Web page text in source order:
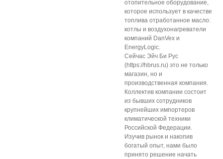
отопительное оборудование,
которое использует в качестве
топлива отработанное масло:
котлы и воздухонагреватели
компаний DanVex и
EnergyLogic.
Сейчас Эйч Би Рус
(https://hbrus.ru) это не только
магазин, но и
производственная компания.
Коллектив компании состоит
из бывших сотрудников
крупнейших импортеров
климатической техники
Российской Федерации.
Изучив рынок и накопив
богатый опыт, нами было
принято решение начать